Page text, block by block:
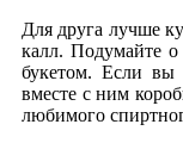
Для друга лучше
калл. Подумайте
букетом. Если вы
вместе с ним
любимого